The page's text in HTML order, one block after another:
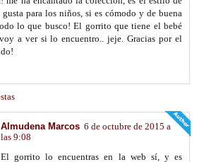
gusta para los niños, si es cómodo y de buena
lo que busco! El gorrito que tiene el bebé
a ver si lo encuentro.. jeje. Gracias por el
Almudena Marcos 6 de octubre de 2015 a
las 9:08
El gorrito lo encuentras en la web sí, y es